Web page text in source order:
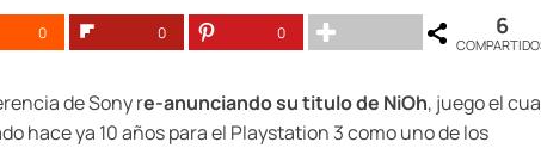
0 0 0 6
de Sony re-anunciando su titulo de NiOh, juego el
hace ya 10 años para el Playstation 3 como uno de los